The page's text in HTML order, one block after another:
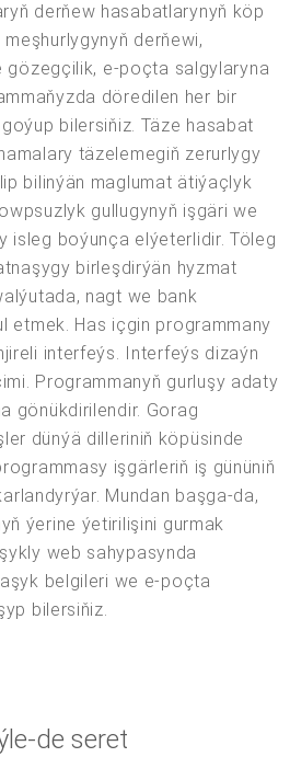
derňew hasabatlarynyň köp
derňewi,
gözegçilik, e-poçta salgylaryna
döredilen her bir
bilersiňiz. Täze hasabat
täzelemegiň zerurlygy
bilinýän maglumat ätiýaçlyk
gullugynyň işgäri we
isleg boýunça elýeterlidir. Töleg
birleşdirýän hyzmat
nagt we bank
etmek. Has içgin programmany
interfeýs. Interfeýs dizaýn
Programmanyň gurluşy adaty
gönükdirilendir. Gorag
dünýä dilleriniň köpüsinde
işgärleriň iş gününiň
Mundan başga-da,
ýerine ýetirilişini gurmak
web sahypasynda
belgileri we e-poçta
bilersiňiz.
de seret